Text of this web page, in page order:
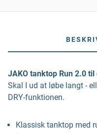
JAKO tanktop Run 2.0 til
Skal I ud at løbe langt -
DRY-funktionen.
Klassisk tanktop med